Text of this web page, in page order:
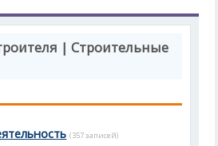
| Строительные
(357 записей)